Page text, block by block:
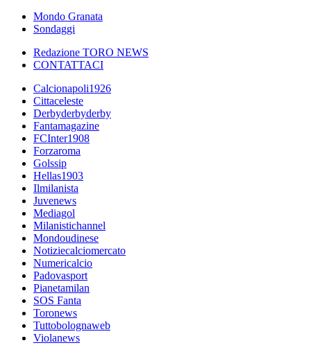
Mondo Granata
Sondaggi
Redazione TORO NEWS
CONTATTACI
Calcionapoli1926
Cittaceleste
Derbyderbyderby
Fantamagazine
FCInter1908
Forzaroma
Golssip
Hellas1903
Ilmilanista
Juvenews
Mediagol
Milanistichannel
Mondoudinese
Notiziecalciomercato
Numericalcio
Padovasport
Pianetamilan
SOS Fanta
Toronews
Tuttobolognaweb
Violanews